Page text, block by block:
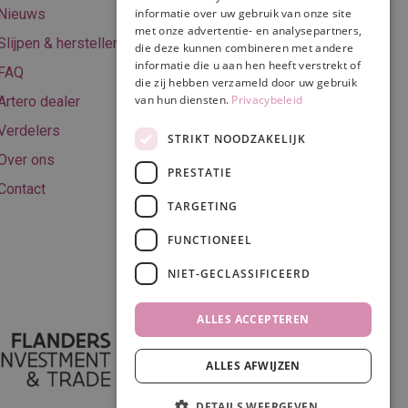
& herstellen
dealer
ons
Algemene
voorwaarden
Privacy & Cookie
policy
Disclaimer
informatie over uw gebruik van onze site
met onze advertentie- en analysepartners,
die deze kunnen combineren met andere
informatie die u aan hen heeft verstrekt of
die zij hebben verzameld door uw gebruik
van hun diensten. Privacybeleid
STRIKT NOODZAKELIJK
PRESTATIE
TARGETING
FUNCTIONEEL
NIET-GECLASSIFICEERD
ALLES ACCEPTEREN
ALLES AFWIJZEN